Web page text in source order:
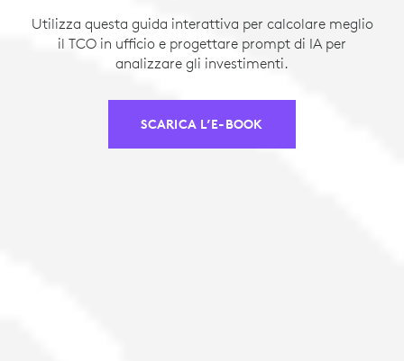
Utilizza questa guida interattiva per calcolare meglio
il TCO in ufficio e progettare prompt di IA per
analizzare gli investimenti.
SCARICA L’E-BOOK